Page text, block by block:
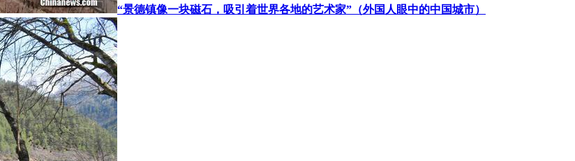
“景德镇像一块磁石，吸引着世界各地的艺术家”（外国人眼中的中国城市）